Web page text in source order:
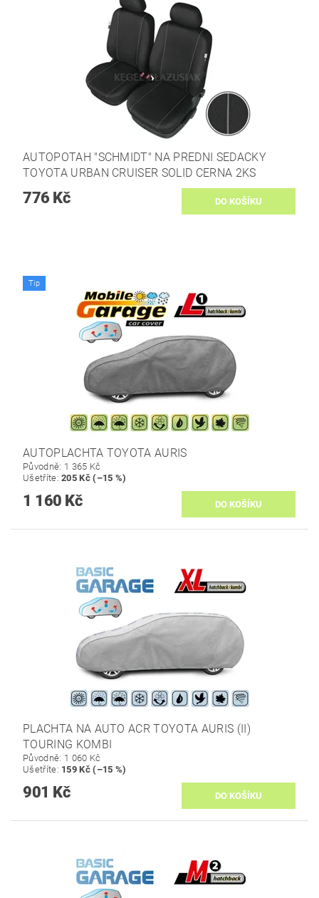
AUTOPOTAH "SCHMIDT" NA PREDNI SEDACKY
TOYOTA URBAN CRUISER SOLID CERNA 2KS
776 Kč
Tip
AUTOPLACHTA TOYOTA AURIS
Původně: 1 365 Kč
Ušetříte:205 Kč (–15 %)
1 160 Kč
PLACHTA NA AUTO ACR TOYOTA AURIS (II)
TOURING KOMBI
Původně: 1 060 Kč
Ušetříte: 159 Kč (–15 %)
901 Kč